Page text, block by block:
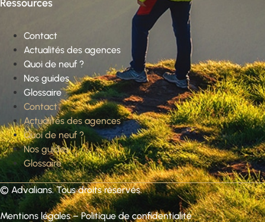
Ressources
Contact
Actualités des agences
Quoi de neuf ?
Nos guides
Glossaire
Contact
Actualités des agences
Quoi de neuf ?
Nos guides
Glossaire
© Advalians. Tous droits réservés.
Mentions légales–Politique de confidentialité